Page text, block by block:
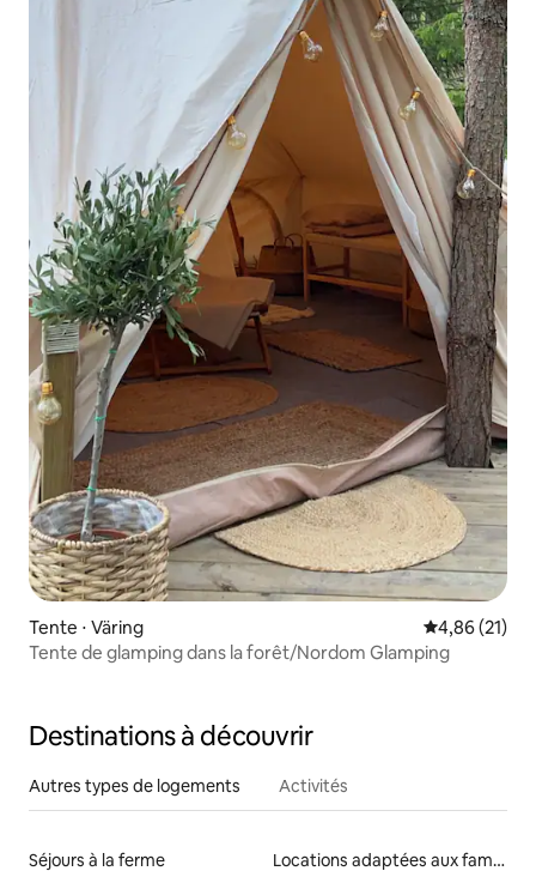
Tente ⋅ Väring Évaluation
4,86 (21)
Tente de glamping dans la forêt/Nordom Glamping
Destinations à découvrir
Autres types de logements Activités
Séjours à la ferme Locations adaptées aux familles